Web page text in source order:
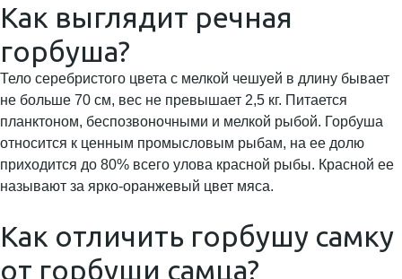
Как выглядит речная
горбуша?
Тело серебристого цвета с мелкой чешуей в длину бывает
не больше 70 см, вес не превышает 2,5 кг. Питается
планктоном, беспозвоночными и мелкой рыбой. Горбуша
относится к ценным промысловым рыбам, на ее долю
приходится до 80% всего улова красной рыбы. Красной ее
называют за ярко-оранжевый цвет мяса.
Как отличить горбушу самку
от горбуши самца?